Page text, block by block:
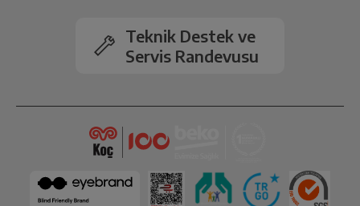
Teknik Destek ve
Servis Randevusu